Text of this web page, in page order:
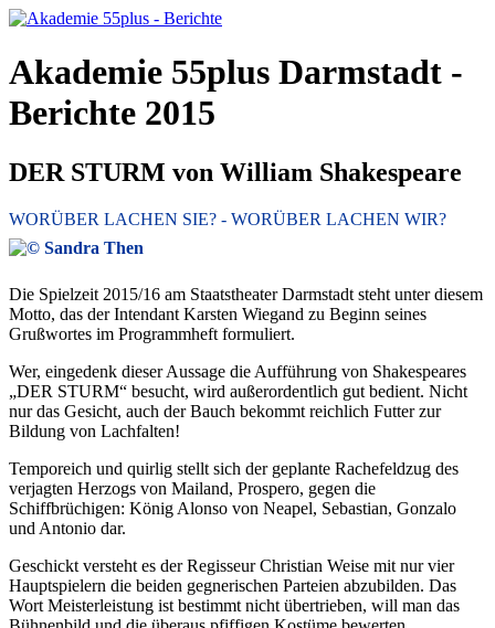
Akademie 55plus Darmstadt -
Berichte 2015
DER STURM von William Shakespeare
WORÜBER LACHEN SIE? - WORÜBER LACHEN WIR?
Die Spielzeit 2015/16 am Staatstheater Darmstadt steht unter diesem
Motto, das der Intendant Karsten Wiegand zu Beginn seines
Grußwortes im Programmheft formuliert.
Wer, eingedenk dieser Aussage die Aufführung von Shakespeares
„DER STURM“ besucht, wird außerordentlich gut bedient. Nicht
nur das Gesicht, auch der Bauch bekommt reichlich Futter zur
Bildung von Lachfalten!
Temporeich und quirlig stellt sich der geplante Rachefeldzug des
verjagten Herzogs von Mailand, Prospero, gegen die
Schiffbrüchigen: König Alonso von Neapel, Sebastian, Gonzalo
und Antonio dar.
Geschickt versteht es der Regisseur Christian Weise mit nur vier
Hauptspielern die beiden gegnerischen Parteien abzubilden. Das
Wort Meisterleistung ist bestimmt nicht übertrieben, will man das